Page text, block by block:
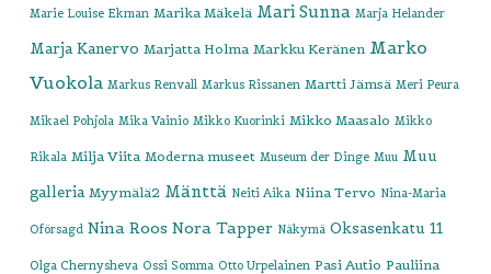
Marie Louise Ekman Marika Mäkelä Mari Sunna Marja Helander
Marja Kanervo Marjatta Holma Markku Keränen Marko
Vuokola Markus Renvall Markus Rissanen Martti Jämsä Meri Peura
Mikael Pohjola Mika Vainio Mikko Kuorinki Mikko Maasalo Mikko
Rikala Milja Viita Moderna museet Museum der Dinge Muu Muu
galleria Myymälä2 Mänttä Neiti Aika Niina Tervo Nina-Maria
Oförsagd Nina Roos Nora Tapper Näkymä Oksasenkatu 11
Olga Chernysheva Ossi Somma Otto Urpelainen Pasi Autio Pauliina